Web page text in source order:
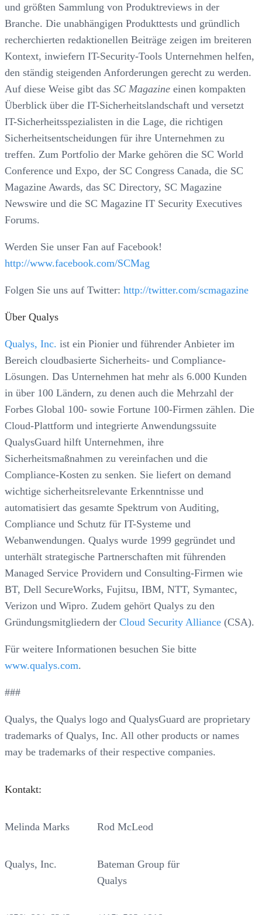
und größten Sammlung von Produktreviews in der
Branche. Die unabhängigen Produkttests und gründlich
recherchierten redaktionellen Beiträge zeigen im breiteren
Kontext, inwiefern IT-Security-Tools Unternehmen helfen,
den ständig steigenden Anforderungen gerecht zu werden.
Auf diese Weise gibt das SC Magazine einen kompakten
Überblick über die IT-Sicherheits­landschaft und versetzt
IT-Sicherheitsspezialisten in die Lage, die richtigen
Sicherheitsentscheidungen für ihre Unternehmen zu
treffen. Zum Portfolio der Marke gehören die SC World
Conference und Expo, der SC Congress Canada, die SC
Magazine Awards, das SC Directory, SC Magazine
Newswire und die SC Magazine IT Security Executives
Forums.
Werden Sie unser Fan auf Facebook!
http://www.facebook.com/SCMag
Folgen Sie uns auf Twitter: http://twitter.com/scmagazine
Über Qualys
Qualys, Inc. ist ein Pionier und führender Anbieter im
Bereich cloudbasierte Sicherheits- und Compliance-
Lösungen. Das Unternehmen hat mehr als 6.000 Kunden
in über 100 Ländern, zu denen auch die Mehrzahl der
Forbes Global 100- sowie Fortune 100-Firmen zählen. Die
Cloud-Plattform und integrierte Anwendungssuite
QualysGuard hilft Unternehmen, ihre
Sicherheitsmaßnahmen zu vereinfachen und die
Compliance-Kosten zu senken. Sie liefert on demand
wichtige sicherheitsrelevante Erkenntnisse und
automatisiert das gesamte Spektrum von Auditing,
Compliance und Schutz für IT-Systeme und
Webanwendungen. Qualys wurde 1999 gegründet und
unterhält strategische Partnerschaften mit führenden
Managed Service Providern und Consulting-Firmen wie
BT, Dell SecureWorks, Fujitsu, IBM, NTT, Symantec,
Verizon und Wipro. Zudem gehört Qualys zu den
Gründungsmitgliedern der Cloud Security Alliance (CSA).
Für weitere Informationen besuchen Sie bitte
www.qualys.com.
###
Qualys, the Qualys logo and QualysGuard are proprietary
trademarks of Qualys, Inc. All other products or names
may be trademarks of their respective companies.
Kontakt:
Melinda Marks Rod McLeod
Qualys, Inc.
Bateman Group für
Qualys